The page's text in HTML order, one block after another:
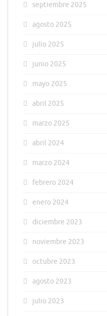
septiembre 2025
agosto 2025
julio 2025
junio 2025
mayo 2025
abril 2025
marzo 2025
abril 2024
marzo 2024
febrero 2024
enero 2024
diciembre 2023
noviembre 2023
octubre 2023
agosto 2023
julio 2023